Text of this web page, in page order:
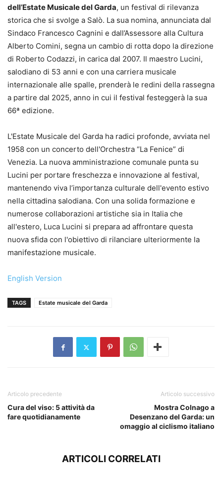
dell’Estate Musicale del Garda, un festival di rilevanza
storica che si svolge a Salò. La sua nomina, annunciata dal
Sindaco Francesco Cagnini e dall’Assessore alla Cultura
Alberto Comini, segna un cambio di rotta dopo la direzione
di Roberto Codazzi, in carica dal 2007. Il maestro Lucini,
salodiano di 53 anni e con una carriera musicale
internazionale alle spalle, prenderà le redini della rassegna
a partire dal 2025, anno in cui il festival festeggerà la sua
66ª edizione.
L'Estate Musicale del Garda ha radici profonde, avviata nel
1958 con un concerto dell'Orchestra “La Fenice” di
Venezia. La nuova amministrazione comunale punta su
Lucini per portare freschezza e innovazione al festival,
mantenendo viva l’importanza culturale dell'evento estivo
nella cittadina salodiana. Con una solida formazione e
numerose collaborazioni artistiche sia in Italia che
all'estero, Luca Lucini si prepara ad affrontare questa
nuova sfida con l'obiettivo di rilanciare ulteriormente la
manifestazione musicale.
English Version
TAGS Estate musicale del Garda
Articolo precedente
Cura del viso: 5 attività da
fare quotidianamente
Articolo successivo
Mostra Colnago a
Desenzano del Garda: un
omaggio al ciclismo italiano
ARTICOLI CORRELATI